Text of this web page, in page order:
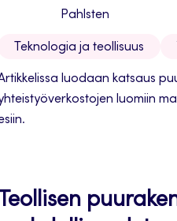
Pahlsten
Teknologia ja teollisuus
luodaan katsaus
luomiin
Teollisen